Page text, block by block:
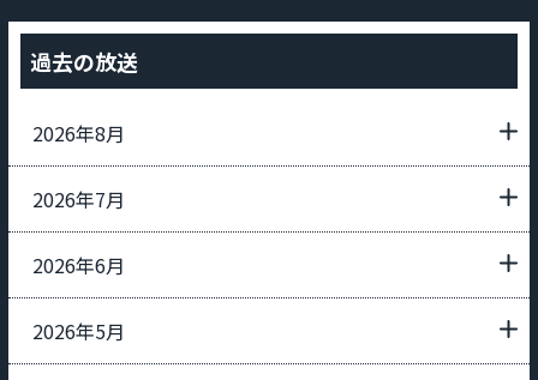
過去の放送
2026年8月
2026年7月
2026年6月
2026年5月